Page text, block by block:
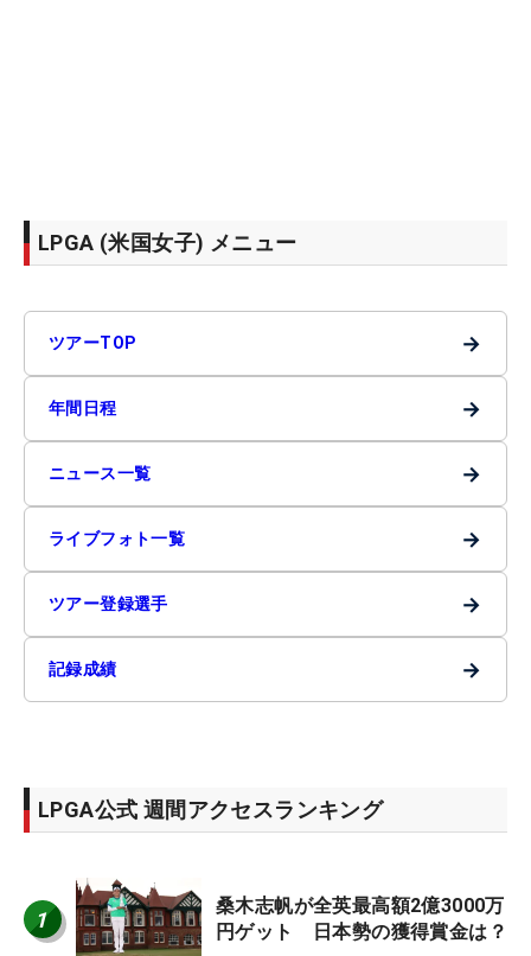
LPGA (米国女子) メニュー
ツアーTOP →
年間日程 →
ニュース一覧 →
ライブフォト一覧 →
ツアー登録選手 →
記録成績 →
LPGA公式 週間アクセスランキング
1
桑木志帆が全英最高額2億3000万
円ゲット 日本勢の獲得賞金は？